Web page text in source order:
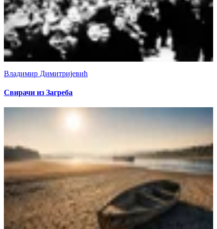
Владимир Димитријевић
Свирачи из Загреба